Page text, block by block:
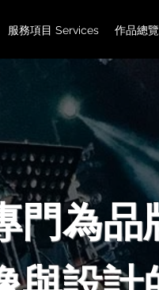
服務項目 Services 作品總
門為品